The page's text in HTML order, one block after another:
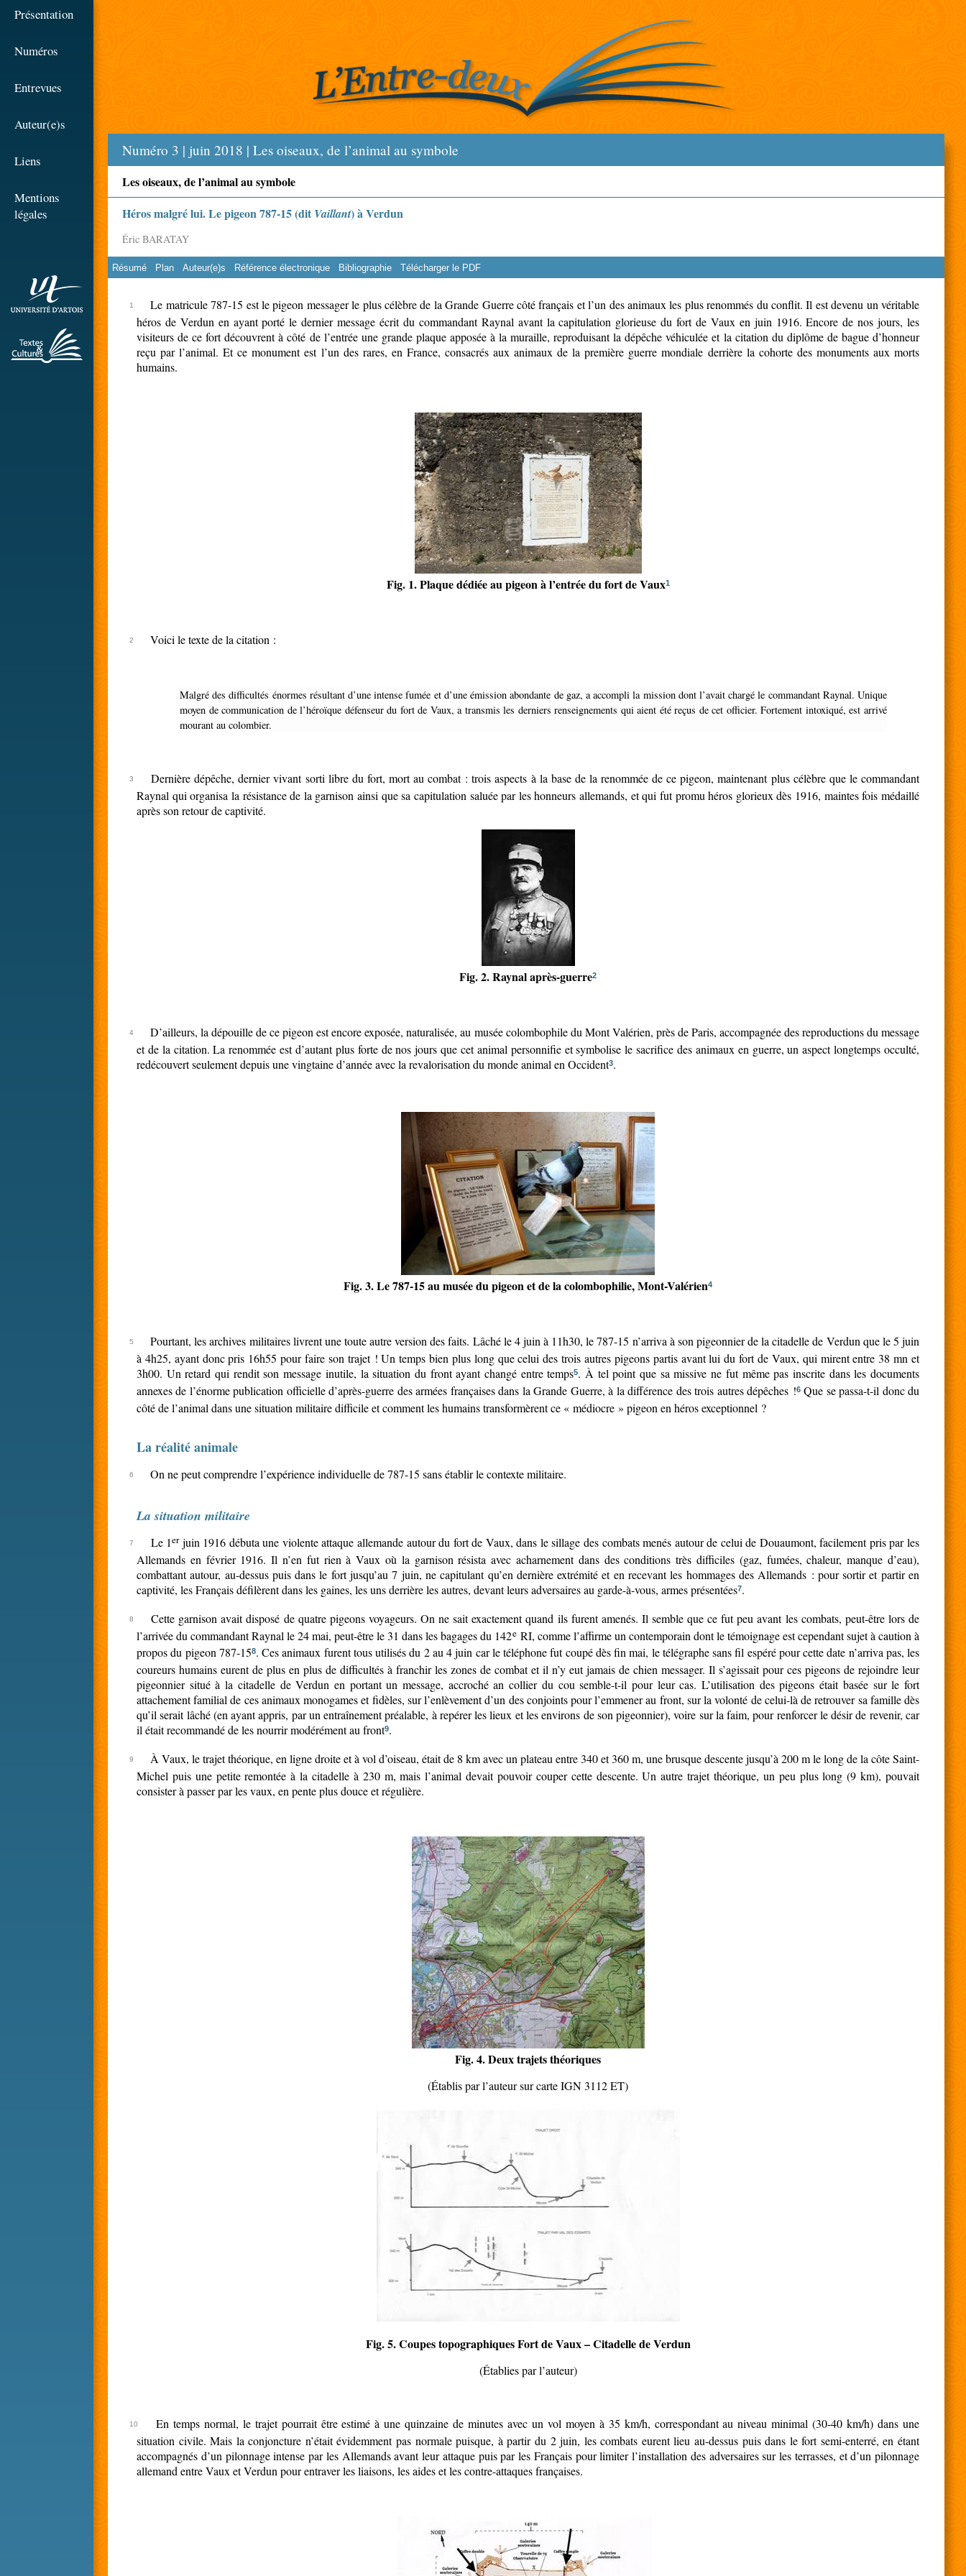
Présentation
Numéros
Entrevues
Auteur(e)s
Liens
Mentions
légales
Numéro 3 | juin 2018 | Les oiseaux, de l’animal au symbole
Les oiseaux, de l’animal au symbole
Héros malgré lui. Le pigeon 787-15 (dit Vaillant) à Verdun
Éric BARATAY
Résumé Plan Auteur(e)s Référence électronique Bibliographie Télécharger le PDF
Le matricule 787-15 est le pigeon messager le plus célèbre de la Grande Guerre côté français et l’un des animaux les plus renommés du conflit. Il est devenu un véritable
héros de Verdun en ayant porté le dernier message écrit du commandant Raynal avant la capitulation glorieuse du fort de Vaux en juin 1916. Encore de nos jours, les
visiteurs de ce fort découvrent à côté de l’entrée une grande plaque apposée à la muraille, reproduisant la dépêche véhiculée et la citation du diplôme de bague d’honneur
reçu par l’animal. Et ce monument est l’un des rares, en France, consacrés aux animaux de la première guerre mondiale derrière la cohorte des monuments aux morts
humains.
Fig. 1. Plaque dédiée au pigeon à l’entrée du fort de Vaux1
Voici le texte de la citation :
Malgré des difficultés énormes résultant d’une intense fumée et d’une émission abondante de gaz, a accompli la mission dont l’avait chargé le commandant Raynal. Unique
moyen de communication de l’héroïque défenseur du fort de Vaux, a transmis les derniers renseignements qui aient été reçus de cet officier. Fortement intoxiqué, est arrivé
mourant au colombier.
Dernière dépêche, dernier vivant sorti libre du fort, mort au combat : trois aspects à la base de la renommée de ce pigeon, maintenant plus célèbre que le commandant
Raynal qui organisa la résistance de la garnison ainsi que sa capitulation saluée par les honneurs allemands, et qui fut promu héros glorieux dès 1916, maintes fois médaillé
après son retour de captivité.
Fig. 2. Raynal après-guerre2
D’ailleurs, la dépouille de ce pigeon est encore exposée, naturalisée, au musée colombophile du Mont Valérien, près de Paris, accompagnée des reproductions du message
et de la citation. La renommée est d’autant plus forte de nos jours que cet animal personnifie et symbolise le sacrifice des animaux en guerre, un aspect longtemps occulté,
redécouvert seulement depuis une vingtaine d’année avec la revalorisation du monde animal en Occident3.
Fig. 3. Le 787-15 au musée du pigeon et de la colombophilie, Mont-Valérien4
Pourtant, les archives militaires livrent une toute autre version des faits. Lâché le 4 juin à 11h30, le 787-15 n’arriva à son pigeonnier de la citadelle de Verdun que le 5 juin
à 4h25, ayant donc pris 16h55 pour faire son trajet ! Un temps bien plus long que celui des trois autres pigeons partis avant lui du fort de Vaux, qui mirent entre 38 mn et
3h00. Un retard qui rendit son message inutile, la situation du front ayant changé entre temps5. À tel point que sa missive ne fut même pas inscrite dans les documents
annexes de l’énorme publication officielle d’après-guerre des armées françaises dans la Grande Guerre, à la différence des trois autres dépêches !6Que se passa-t-il donc du
côté de l’animal dans une situation militaire difficile et comment les humains transformèrent ce « médiocre » pigeon en héros exceptionnel ?
La réalité animale
On ne peut comprendre l’expérience individuelle de 787-15 sans établir le contexte militaire.
La situation militaire
Le 1erjuin 1916 débuta une violente attaque allemande autour du fort de Vaux, dans le sillage des combats menés autour de celui de Douaumont, facilement pris par les
Allemands en février 1916. Il n’en fut rien à Vaux où la garnison résista avec acharnement dans des conditions très difficiles (gaz, fumées, chaleur, manque d’eau),
combattant autour, au-dessus puis dans le fort jusqu’au 7 juin, ne capitulant qu’en dernière extrémité et en recevant les hommages des Allemands : pour sortir et partir en
captivité, les Français défilèrent dans les gaines, les uns derrière les autres, devant leurs adversaires au garde-à-vous, armes présentées7.
Cette garnison avait disposé de quatre pigeons voyageurs. On ne sait exactement quand ils furent amenés. Il semble que ce fut peu avant les combats, peut-être lors de
l’arrivée du commandant Raynal le 24 mai, peut-être le 31 dans les bagages du 142eRI, comme l’affirme un contemporain dont le témoignage est cependant sujet à caution à
propos du pigeon 787-158. Ces animaux furent tous utilisés du 2 au 4 juin car le téléphone fut coupé dès fin mai, le télégraphe sans fil espéré pour cette date n’arriva pas, les
coureurs humains eurent de plus en plus de difficultés à franchir les zones de combat et il n’y eut jamais de chien messager. Il s’agissait pour ces pigeons de rejoindre leur
pigeonnier situé à la citadelle de Verdun en portant un message, accroché an collier du cou semble-t-il pour leur cas. L’utilisation des pigeons était basée sur le fort
attachement familial de ces animaux monogames et fidèles, sur l’enlèvement d’un des conjoints pour l’emmener au front, sur la volonté de celui-là de retrouver sa famille dès
qu’il serait lâché (en ayant appris, par un entraînement préalable, à repérer les lieux et les environs de son pigeonnier), voire sur la faim, pour renforcer le désir de revenir, car
il était recommandé de les nourrir modérément au front9.
À Vaux, le trajet théorique, en ligne droite et à vol d’oiseau, était de 8 km avec un plateau entre 340 et 360 m, une brusque descente jusqu’à 200 m le long de la côte Saint-
Michel puis une petite remontée à la citadelle à 230 m, mais l’animal devait pouvoir couper cette descente. Un autre trajet théorique, un peu plus long (9 km), pouvait
consister à passer par les vaux, en pente plus douce et régulière.
Fig. 4. Deux trajets théoriques
(Établis par l’auteur sur carte IGN 3112 ET)
Fig. 5. Coupes topographiques Fort de Vaux – Citadelle de Verdun
(Établies par l’auteur)
En temps normal, le trajet pourrait être estimé à une quinzaine de minutes avec un vol moyen à 35 km/h, correspondant au niveau minimal (30-40 km/h) dans une
situation civile. Mais la conjoncture n’était évidemment pas normale puisque, à partir du 2 juin, les combats eurent lieu au-dessus puis dans le fort semi-enterré, en étant
accompagnés d’un pilonnage intense par les Allemands avant leur attaque puis par les Français pour limiter l’installation des adversaires sur les terrasses, et d’un pilonnage
allemand entre Vaux et Verdun pour entraver les liaisons, les aides et les contre-attaques françaises.